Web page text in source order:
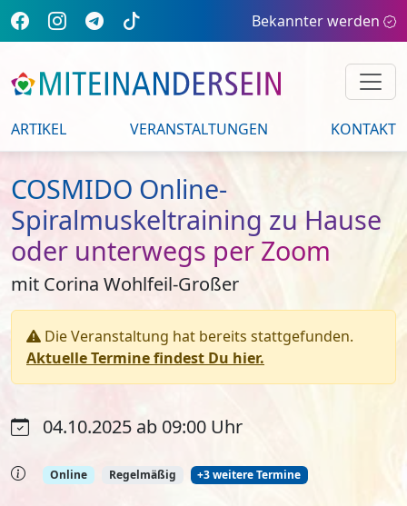
Bekannter werden
ARTIKEL VERANSTALTUNGEN KONTAKT
COSMIDO Online-
Spiralmuskeltraining zu Hause
oder unterwegs per Zoom
mit Corina Wohlfeil-Großer
Die Veranstaltung hat bereits stattgefunden.
Aktuelle Termine findest Du hier.
04.10.2025 ab 09:00 Uhr
Online Regelmäßig +3 weitere Termine